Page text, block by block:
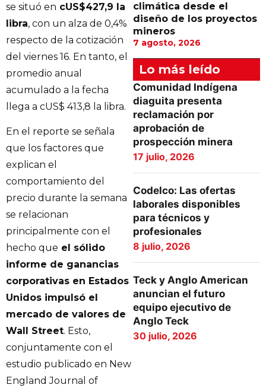
se situó en cUS$427,9 la
libra, con un alza de 0,4%
respecto de la cotización
del viernes 16. En tanto, el
promedio anual
acumulado a la fecha
llega a cUS$ 413,8 la libra.
En el reporte se señala
que los factores que
explican el
comportamiento del
precio durante la semana
se relacionan
principalmente con el
hecho que el sólido
informe de ganancias
corporativas en Estados
Unidos impulsó el
mercado de valores de
Wall Street. Esto,
conjuntamente con el
estudio publicado en New
England Journal of
climática desde el
diseño de los proyectos
mineros
7 agosto, 2026
Lo más leído
Comunidad Indígena
diaguita presenta
reclamación por
aprobación de
prospección minera
17 julio, 2026
Codelco: Las ofertas
laborales disponibles
para técnicos y
profesionales
8 julio, 2026
Teck y Anglo American
anuncian el futuro
equipo ejecutivo de
Anglo Teck
30 julio, 2026